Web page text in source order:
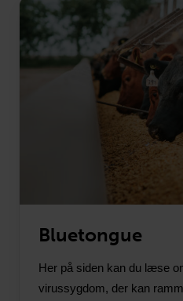
Bluetongue
Her på siden kan du læse
virussygdom, der kan